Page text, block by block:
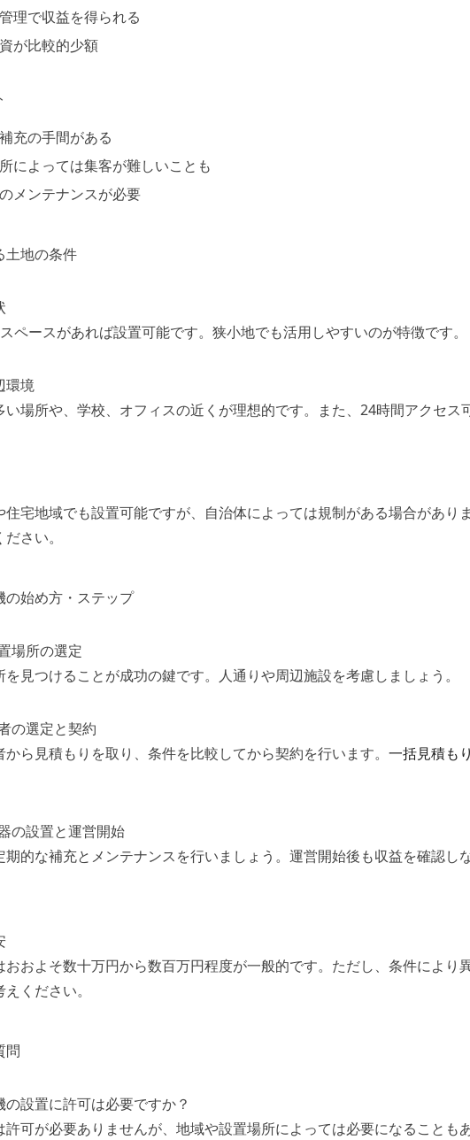
理で収益を得られる
が比較的少額
充の手間がある
によっては集客が難しいことも
メンテナンスが必要
土地の条件
ペースがあれば設置可能です。狭小地でも活用しやすいのが特徴です。
環境
い場所や、学校、オフィスの近くが理想的です。また、24時間アクセス
住宅地域でも設置可能ですが、自治体によっては規制がある場合があり
さい。
の始め方・ステップ
場所の選定
を見つけることが成功の鍵です。人通りや周辺施設を考慮しましょう。
の選定と契約
ら見積もりを取り、条件を比較してから契約を行います。 一括見積もり
の設置と運営開始
期的な補充とメンテナンスを行いましょう。運営開始後も収益を確認し
おおよそ数十万円から数百万円程度が一般的です。ただし、条件により
ください。
問
の設置に許可は必要ですか？
許可が必要ありませんが、地域や設置場所によっては必要になることも